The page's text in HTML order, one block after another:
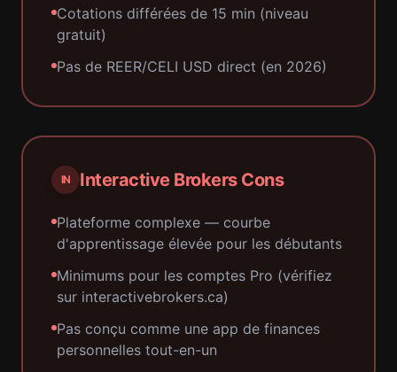
Cotations différées de 15 min (niveau
gratuit)
Pas de REER/CELI USD direct (en 2026)
IN Interactive Brokers Cons
Plateforme complexe — courbe
d'apprentissage élevée pour les débutants
Minimums pour les comptes Pro (vérifiez
sur interactivebrokers.ca)
Pas conçu comme une app de finances
personnelles tout-en-un